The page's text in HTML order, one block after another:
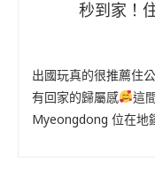
秒到家！
出國玩真的很推薦住
有回家的歸屬感
這
Myeongdong 位在地